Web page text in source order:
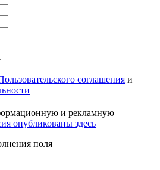
соглашения и
и рекламную
опубликованы здесь
поля